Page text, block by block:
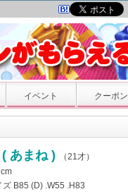
イベント クーポン
あまね ) （21才）
ズ B85 (D) .W55 .H83